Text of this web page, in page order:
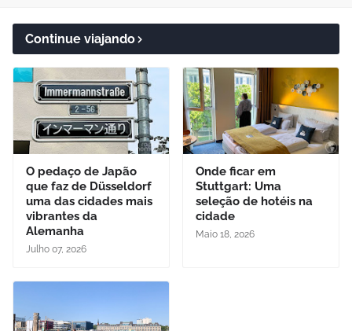
Continue viajando
O pedaço de Japão
que faz de Düsseldorf
uma das cidades mais
vibrantes da
Alemanha
Julho 07, 2026
Onde ficar em
Stuttgart: Uma
seleção de hotéis na
cidade
Maio 18, 2026